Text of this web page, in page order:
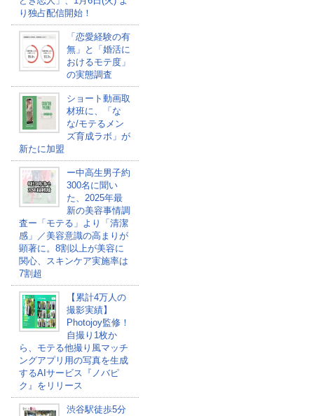
り独占配信開始！
「恋愛経験の有
無」と「婚活に
おけるモテ度」
の実態調査
ショート動画取
材班に、「な
な/モテるメン
ズ育成ラボ」が
新たに加盟
ー中高生男子約
300名に聞い
た、2025年最
新の美容事情調
査ー「モテる」より「清潔
感」／美容意識の高まりが
顕著に。8割以上が美容に
関心、スキンケア実施率は
7割超
【累計4万人の
撮影実績】
Photojoy監修！
自撮り1枚か
ら、モテる他撮り風マッチ
ングアプリ用の写真を生成
するAIサービス『ノバピ
ク』をリリース
渋谷駅徒歩5分